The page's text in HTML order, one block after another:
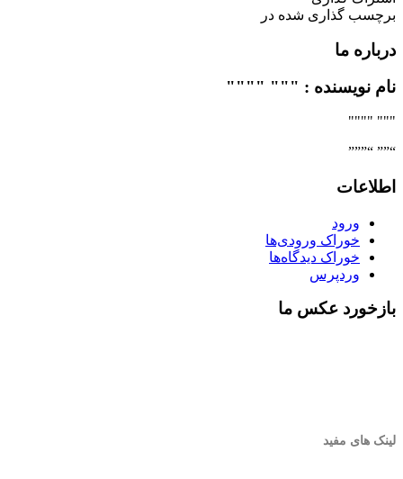
برچسب گذاری شده در
درباره ما
نام نویسنده : """ """"
""" """"
“”” “”””
اطلاعات
ورود
خوراک ورودی‌ها
خوراک دیدگاه‌ها
وردپرس
بازخورد عکس ما
لینک های مفید